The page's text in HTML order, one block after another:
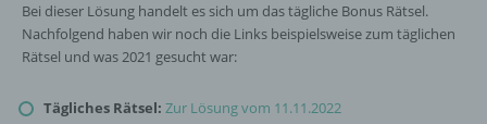
Bei dieser Lösung handelt es sich um das tägliche Bonus Rätsel.
Nachfolgend haben wir noch die Links beispielsweise zum täglichen
Rätsel und was 2021 gesucht war:
Tägliches Rätsel: Zur Lösung vom 11.11.2022